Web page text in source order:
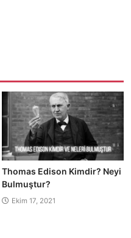
Thomas Edison Kimdir? Neyi
Bulmuştur?
Ekim 17, 2021